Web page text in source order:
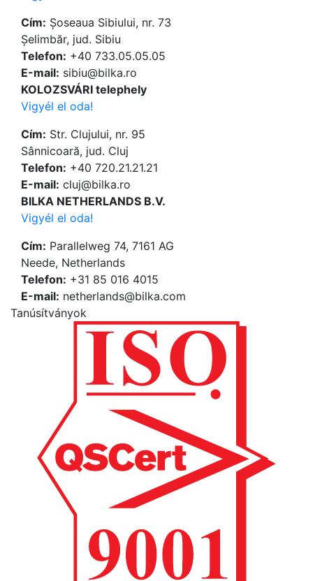
Cím: Șoseaua Sibiului, nr. 73
Șelimbăr, jud. Sibiu
Telefon: +40 733.05.05.05
Е-mail: sibiu@bilka.ro
KOLOZSVÁRI telephely
Vigyél el oda!
Cím: Str. Clujului, nr. 95
Sânnicoară, jud. Cluj
Telefon: +40 720.21.21.21
Е-mail: cluj@bilka.ro
BILKA NETHERLANDS B.V.
Vigyél el oda!
Cím: Parallelweg 74, 7161 AG
Neede, Netherlands
Telefon: +31 85 016 4015
Е-mail: netherlands@bilka.com
Tanúsítványok